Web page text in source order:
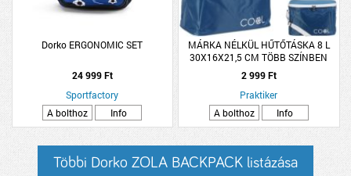
Dorko ERGONOMIC SET
24 999 Ft
Sportfactory
A bolthoz
Info
MÁRKA NÉLKÜL HŰTŐTÁSKA 8 L
30X16X21,5 CM TÖBB SZÍNBEN
2 999 Ft
Praktiker
A bolthoz
Info
Többi Dorko ZOLA BACKPACK listázása